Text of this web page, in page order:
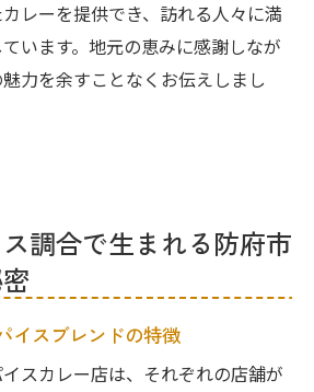
レーを提供でき、訪れる人々に満
います。地元の恵みに感謝しなが
力を余すことなくお伝えしまし
調合で生まれる防府市
イスブレンドの特徴
スカレー店は、それぞれの店舗が